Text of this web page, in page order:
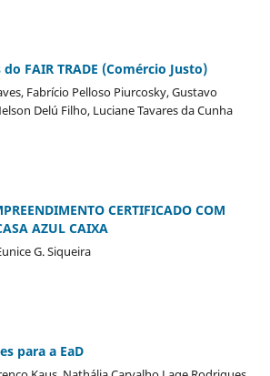
FAIR TRADE (Comércio Justo)
Fabrício Pelloso Piurcosky, Gustavo
Delú Filho, Luciane Tavares da Cunha
CERTIFICADO COM
AZUL CAIXA
G. Siqueira
para a EaD